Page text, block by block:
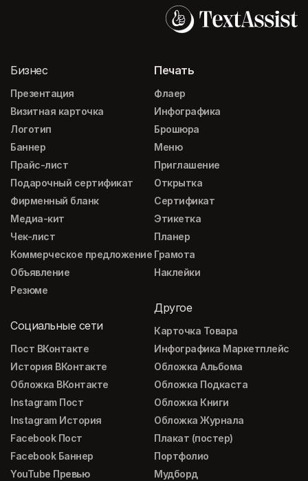
Бизнес
Презентация
Визитная карточка
Логотип
Баннер
Прайс-лист
Подарочный сертификат
Фирменный бланк
Медиа-кит
Чек-лист
Коммерческое предложение
Объявление
Резюме
Социальные сети
Пост ВКонтакте
История ВКонтакте
Обложка ВКонтакте
Instagram Пост
Instagram История
Facebook Пост
Facebook Баннер
YouTube Превью
Печать
Флаер
Инфографика
Брошюра
Меню
Приглашение
Открытка
Сертификат
Этикетка
Планер
Грамота
Наклейки
Другое
Карточка Товара
Инфографика Маркетплейс
Обложка Альбома
Обложка Подкаста
Обложка Книги
Обложка Журнала
Плакат (постер)
Портфолио
Мудборд